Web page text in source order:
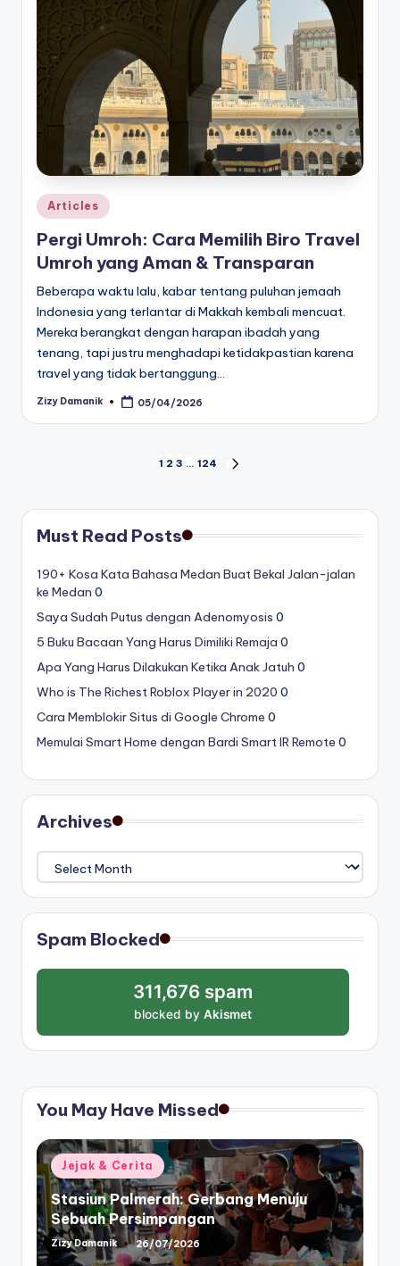
Posted
in
Articles
Pergi Umroh: Cara Memilih Biro Travel
Umroh yang Aman & Transparan
Beberapa waktu lalu, kabar tentang puluhan jemaah
Indonesia yang terlantar di Makkah kembali mencuat.
Mereka berangkat dengan harapan ibadah yang
tenang, tapi justru menghadapi ketidakpastian karena
travel yang tidak bertanggung…
Posted
Zizy Damanik 05/04/2026
pagination
1 2 3 … 124
Must Read Posts
190+ Kosa Kata Bahasa Medan Buat Bekal Jalan-jalan
ke Medan 0
Saya Sudah Putus dengan Adenomyosis 0
5 Buku Bacaan Yang Harus Dimiliki Remaja 0
Apa Yang Harus Dilakukan Ketika Anak Jatuh 0
Who is The Richest Roblox Player in 2020 0
Cara Memblokir Situs di Google Chrome 0
Memulai Smart Home dengan Bardi Smart IR Remote 0
Archives
Spam Blocked
311,676 spam
blocked by Akismet
You May Have Missed
Posted
in
Jejak & Cerita
Stasiun Palmerah: Gerbang Menuju
Sebuah Persimpangan
Posted
by
Zizy Damanik 26/07/2026